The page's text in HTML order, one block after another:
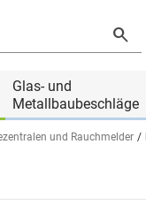
Glas- und
Metallbaubeschläge
und Rauchmelder